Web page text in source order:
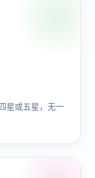
星或五星，无一